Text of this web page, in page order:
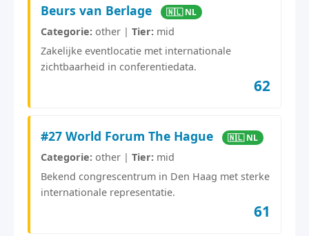
Beurs van Berlage
🇳🇱 NL
Categorie: other | Tier: mid
Zakelijke eventlocatie met internationale
zichtbaarheid in conferentiedata.
62
#27 World Forum The Hague 🇳🇱 NL
Categorie: other | Tier: mid
Bekend congrescentrum in Den Haag met sterke
internationale representatie.
61